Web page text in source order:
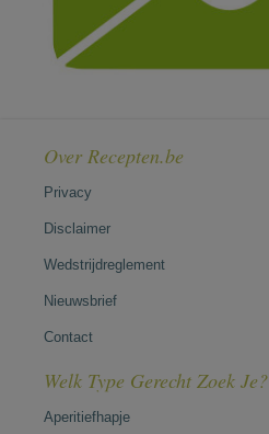
Over Recepten.be
Privacy
Disclaimer
Wedstrijdreglement
Nieuwsbrief
Contact
Welk Type Gerecht Zoek Je?
Aperitiefhapje